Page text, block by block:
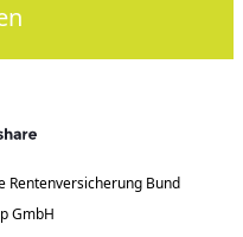
Rentenversicherung Bund
GmbH